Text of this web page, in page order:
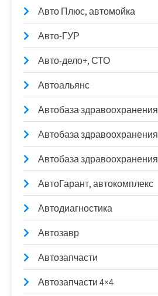
Авто Плюс, автомойка
Авто-ГУР
Авто-дело+, СТО
Автоальянс
Автобаза здравоохранения
Автобаза здравоохранения
Автобаза здравоохранения
АвтоГарант, автокомплекс
Автодиагностика
Автозавр
Автозапчасти
Автозапчасти 4×4